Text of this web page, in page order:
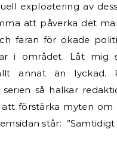
exploatering av
att påverka det
faran för ökade
i området. Låt mig
annat än lyckad.
så halkar
att förstärka myten om
står: